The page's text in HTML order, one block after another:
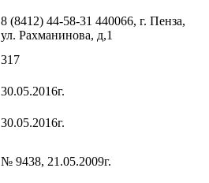
8 (8412) 44-58-31 440066, г. Пенза,
ул. Рахманинова, д,1
317
30.05.2016г.
30.05.2016г.
№ 9438, 21.05.2009г.